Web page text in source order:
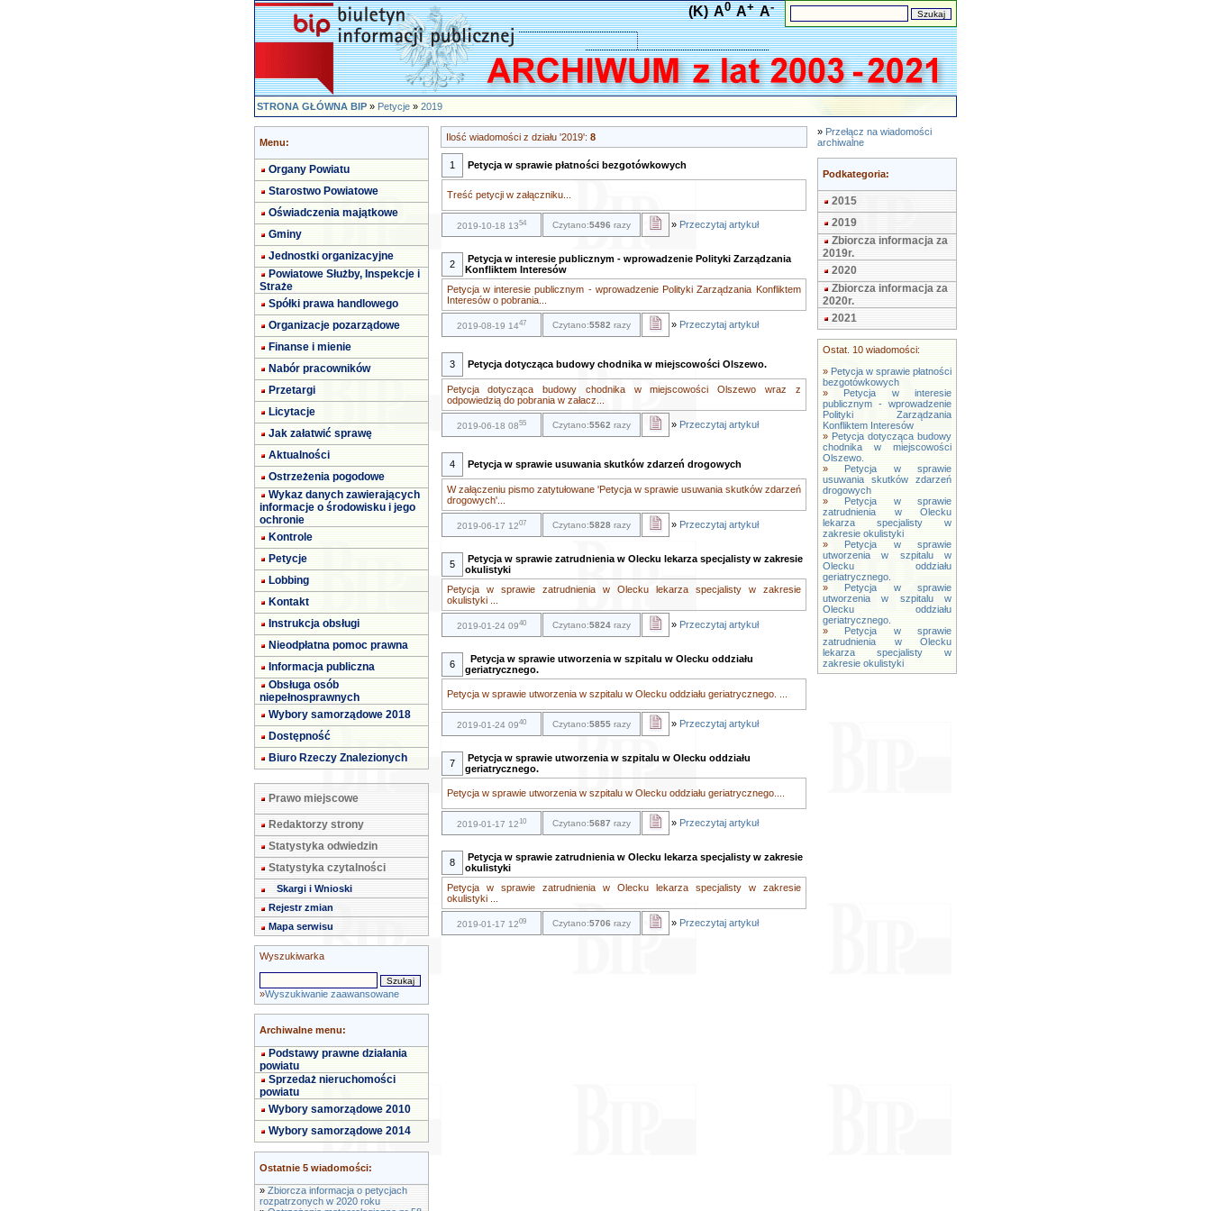
(K) A0 A+ A-
STRONA GŁÓWNA BIP»Petycje»2019
Menu:
Organy Powiatu
Starostwo Powiatowe
Oświadczenia majątkowe
Gminy
Jednostki organizacyjne
Powiatowe Służby, Inspekcje i
Straże
Spółki prawa handlowego
Organizacje pozarządowe
Finanse i mienie
Nabór pracowników
Przetargi
Licytacje
Jak załatwić sprawę
Aktualności
Ostrzeżenia pogodowe
Wykaz danych zawierających
informacje o środowisku i jego
ochronie
Kontrole
Petycje
Lobbing
Kontakt
Instrukcja obsługi
Nieodpłatna pomoc prawna
Informacja publiczna
Obsługa osób
niepełnosprawnych
Wybory samorządowe 2018
Dostępność
Biuro Rzeczy Znalezionych
Prawo miejscowe
Redaktorzy strony
Statystyka odwiedzin
Statystyka czytalności
Skargi i Wnioski
Rejestr zmian
Mapa serwisu
Wyszukiwarka
»Wyszukiwanie zaawansowane
Archiwalne menu:
Podstawy prawne działania
powiatu
Sprzedaż nieruchomości
powiatu
Wybory samorządowe 2010
Wybory samorządowe 2014
Ostatnie 5 wiadomości:
» Zbiorcza informacja o petycjach
rozpatrzonych w 2020 roku
Ilość wiadomości z działu '2019': 8
1 Petycja w sprawie płatności bezgotówkowych
Treść petycji w załączniku...
2019-10-18 1354 Czytano:5496 razy » Przeczytaj artykuł
2
Petycja w interesie publicznym - wprowadzenie Polityki Zarządzania
Konfliktem Interesów
Petycja w interesie publicznym - wprowadzenie Polityki Zarządzania Konfliktem
Interesów o pobrania...
2019-08-19 1447 Czytano:5582 razy » Przeczytaj artykuł
3 Petycja dotycząca budowy chodnika w miejscowości Olszewo.
Petycja dotycząca budowy chodnika w miejscowości Olszewo wraz z
odpowiedzią do pobrania w załacz...
2019-06-18 0855 Czytano:5562 razy » Przeczytaj artykuł
4 Petycja w sprawie usuwania skutków zdarzeń drogowych
W załączeniu pismo zatytułowane 'Petycja w sprawie usuwania skutków zdarzeń
drogowych'...
2019-06-17 1207 Czytano:5828 razy » Przeczytaj artykuł
5
Petycja w sprawie zatrudnienia w Olecku lekarza specjalisty w zakresie
okulistyki
Petycja w sprawie zatrudnienia w Olecku lekarza specjalisty w zakresie
okulistyki ...
2019-01-24 0940 Czytano:5824razy » Przeczytaj artykuł
6
Petycja w sprawie utworzenia w szpitalu w Olecku oddziału
geriatrycznego.
Petycja w sprawie utworzenia w szpitalu w Olecku oddziału geriatrycznego. ...
2019-01-24 0940 Czytano:5855razy » Przeczytaj artykuł
7
Petycja w sprawie utworzenia w szpitalu w Olecku oddziału
geriatrycznego.
Petycja w sprawie utworzenia w szpitalu w Olecku oddziału geriatrycznego....
2019-01-17 1210 Czytano:5687 razy » Przeczytaj artykuł
8
Petycja w sprawie zatrudnienia w Olecku lekarza specjalisty w zakresie
okulistyki
Petycja w sprawie zatrudnienia w Olecku lekarza specjalisty w zakresie
okulistyki ...
2019-01-17 1209 Czytano:5706 razy » Przeczytaj artykuł
» Przełącz na wiadomości
archiwalne
Podkategoria:
2015
2019
Zbiorcza informacja za
2019r.
2020
Zbiorcza informacja za
2020r.
2021
Ostat. 10 wiadomości:
» Petycja w sprawie płatności
bezgotówkowych
» Petycja w interesie
publicznym - wprowadzenie
Polityki Zarządzania
Konfliktem Interesów
» Petycja dotycząca budowy
chodnika w miejscowości
Olszewo.
» Petycja w sprawie
usuwania skutków zdarzeń
drogowych
» Petycja w sprawie
zatrudnienia w Olecku
lekarza specjalisty w
zakresie okulistyki
» Petycja w sprawie
utworzenia w szpitalu w
Olecku oddziału
geriatrycznego.
» Petycja w sprawie
utworzenia w szpitalu w
Olecku oddziału
geriatrycznego.
» Petycja w sprawie
zatrudnienia w Olecku
lekarza specjalisty w
zakresie okulistyki